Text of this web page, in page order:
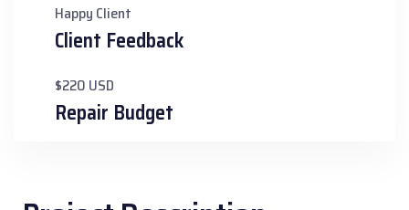
Happy Client
Client Feedback
$220 USD
Repair Budget